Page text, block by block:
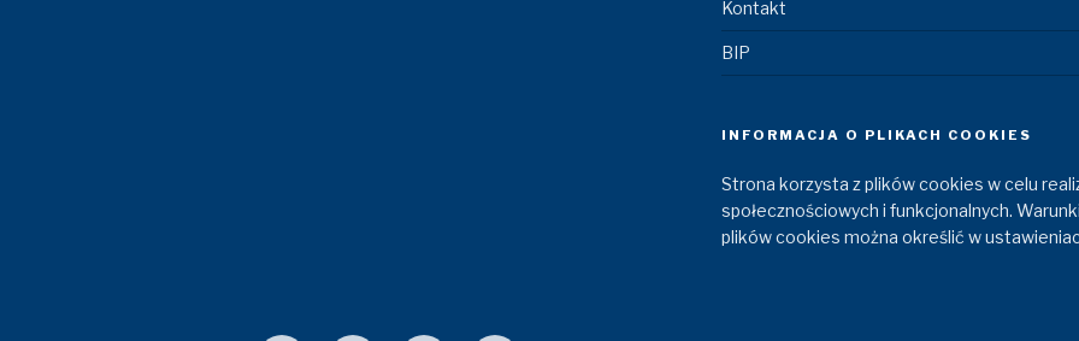
Kontakt
BIP
INFORMACJA O PLIKACH COOKIES
Strona korzysta z plików cookies w celu
społecznościowych i funkcjonalnych.
plików cookies można określić w